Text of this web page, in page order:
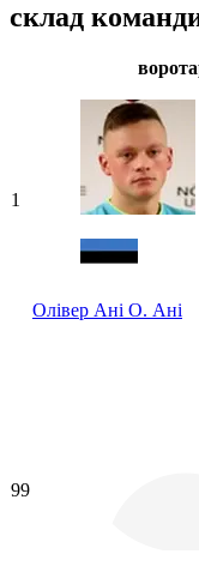
склад
1
Олівер Ані О. Ані
99